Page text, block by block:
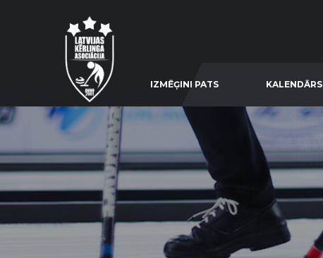
IZMĒĢINI PATS KALENDĀRS